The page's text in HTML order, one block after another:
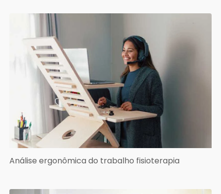
Análise ergonômica do trabalho fisioterapia